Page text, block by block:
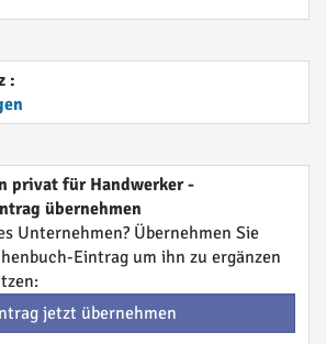
:
privat für Handwerker -
übernehmen
Unternehmen? Übernehmen Sie
Eintrag um ihn zu ergänzen
jetzt übernehmen